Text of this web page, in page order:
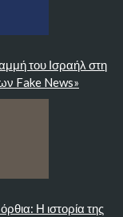
του Ισραήλ στη
Fake News»
Η ιστορία της